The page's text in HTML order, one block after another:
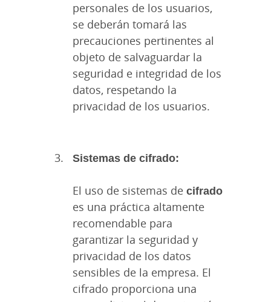
personales de los usuarios,
se deberán tomará las
precauciones pertinentes al
objeto de salvaguardar la
seguridad e integridad de los
datos, respetando la
privacidad de los usuarios.
Sistemas de cifrado:
El uso de sistemas de cifrado
es una práctica altamente
recomendable para
garantizar la seguridad y
privacidad de los datos
sensibles de la empresa. El
cifrado proporciona una